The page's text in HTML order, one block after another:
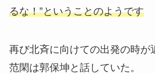
るな！”ということのようです
再び北斉に向けての出発の時が
范閑は郭保坤と話していた。